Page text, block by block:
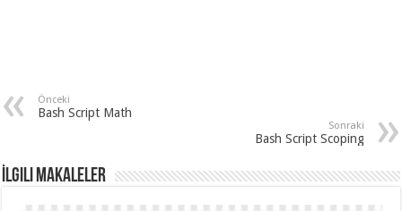
Önceki
Bash Script Math
Sonraki
Bash Script Scoping
İlgili Makaleler